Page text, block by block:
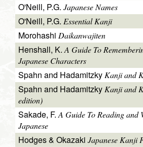
O'Neill, P.G. Japanese Names
O'Neill, P.G. Essential Kanji
Morohashi Daikanwajiten
Henshall, K.A Guide To
Japanese Characters
Spahn and Hadamitzky Kanji and
Spahn and Hadamitzky Kanji and
edition)
Sakade, F.A Guide To Reading and
Japanese
Hodges & Okazaki Japanese Kanji